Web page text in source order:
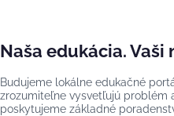
Naša edukácia. Vaši
Budujeme lokálne edukačné
zrozumiteľne vysvetľujú problém
poskytujeme základné